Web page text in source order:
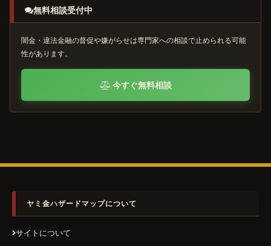
無料相談受付中
闇金・違法金融の督促や嫌がらせは専門家への相談で止められる可能
性があります。
今すぐ無料相談
ヤミ金ハザードマップについて
サイトについて